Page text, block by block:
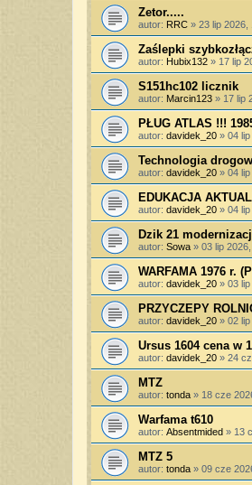
Zetor.....
autor: RRC » 23 lip 2026,
Zaślepki
autor: Hubix132 » 17 lip
S151hc102 licznik
autor: Marcin123 » 17 lip
PŁUG ATLAS !!!
autor: davidek_20 » 04
Technologia
autor: davidek_20 » 04
EDUKACJA
autor: davidek_20 » 04
Dzik 21
autor: Sowa » 03 lip
WARFAMA 1976 r.
autor: davidek_20 » 03
PRZYCZEPY
autor: davidek_20 » 02
Ursus 1604 cena w
autor: davidek_20 » 24
MTZ
autor: tonda » 18 cze
Warfama t610
autor: Absentmided » 13
MTZ 5
autor: tonda » 09 cze